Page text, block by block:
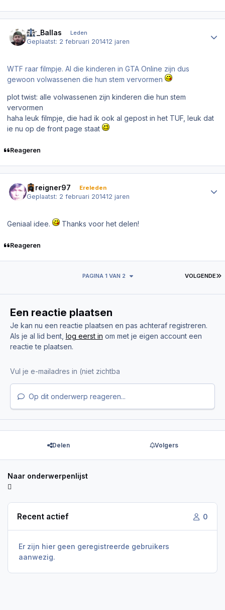
Sir_Ballas Leden
Geplaatst: 2 februari 201412 jaren
WTF raar filmpje. Al die kinderen in GTA Online zijn dus
gewoon volwassenen die hun stem vervormen
plot twist: alle volwassenen zijn kinderen die hun stem
vervormen
haha leuk filmpje, die had ik ook al gepost in het TUF, leuk dat
ie nu op de front page staat
Reageren
Foreigner97 Ereleden
Geplaatst: 2 februari 201412 jaren
Geniaal idee. Thanks voor het delen!
Reageren
VOLGENDE
PAGINA 1 VAN 2
Een reactie plaatsen
Je kan nu een reactie plaatsen en pas achteraf registreren.
Als je al lid bent, log eerst in om met je eigen account een
reactie te plaatsen.
Op dit onderwerp reageren...
Delen Volgers
Naar onderwerpenlijst
Recent actief 0
Er zijn hier geen geregistreerde gebruikers
aanwezig.